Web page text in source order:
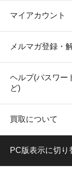
マイアカウント
メルマガ登録・
ヘルプ(パスワー
ど)
買取について
PC版表示に切り